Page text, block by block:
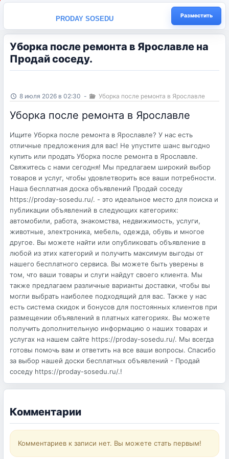
PRODAY SOSEDU Разместить
Уборка после ремонта в Ярославле на
Продай соседу.
8 июля 2026 в 02:30 - Уборка после ремонта в Ярославле
Уборка после ремонта в Ярославле
Ищите Уборка после ремонта в Ярославле? У нас есть
отличные предложения для вас! Не упустите шанс выгодно
купить или продать Уборка после ремонта в Ярославле.
Свяжитесь с нами сегодня! Мы предлагаем широкий выбор
товаров и услуг, чтобы удовлетворить все ваши потребности.
Наша бесплатная доска объявлений Продай соседу
https://proday-sosedu.ru/. - это идеальное место для поиска и
публикации объявлений в следующих категориях:
автомобили, работа, знакомства, недвижимость, услуги,
животные, электроника, мебель, одежда, обувь и многое
другое. Вы можете найти или опубликовать объявление в
любой из этих категорий и получить максимум выгоды от
нашего бесплатного сервиса. Вы можете быть уверены в
том, что ваши товары и слуги найдут своего клиента. Мы
также предлагаем различные варианты доставки, чтобы вы
могли выбрать наиболее подходящий для вас. Также у нас
есть система скидок и бонусов для постоянных клиентов при
размещении объявлений в платных категориях. Вы можете
получить дополнительную информацию о наших товарах и
услугах на нашем сайте https://proday-sosedu.ru/. Мы всегда
готовы помочь вам и ответить на все ваши вопросы. Спасибо
за выбор нашей доски бесплатных объявлений - Продай
соседу https://proday-sosedu.ru/.!
Комментарии
Комментариев к записи нет. Вы можете стать первым!